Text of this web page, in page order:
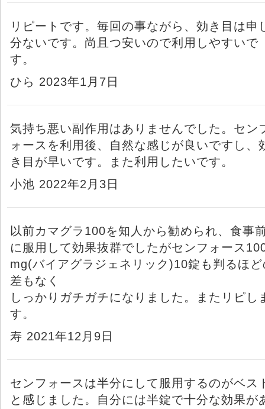
リピートです。毎回の事ながら、効き目は申
分ないです。尚且つ安いので利用しやすいで
す。
ひら 2023年1月7日
気持ち悪い副作用はありませんでした。セン
ォースを利用後、自然な感じが良いですし、
き目が早いです。また利用したいです。
小池 2022年2月3日
以前カマグラ100を知人から勧められ、食事
に服用して効果抜群でしたがセンフォース
mg(バイアグラジェネリック)10錠も判るほど
差もなく
しっかりガチガチになりました。またリピし
す。
寿 2021年12月9日
センフォースは半分にして服用するのがベス
と感じました。自分には半錠で十分な効果が